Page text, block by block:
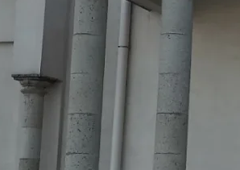
facilita la llegada de tus huéspedes,
equipo se encarga de que todo
invitamos a visitar
y descubrir por qué Salón Las
preferida de muchas familias en la
hoy para conocer nuestras opciones
tu próximo evento. ¡Hagamos que tu
especial!
Leer más